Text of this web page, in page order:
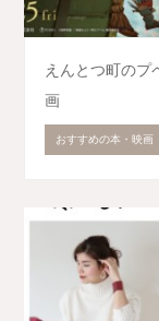
えんとつ町のプ
画
おすすめの本・映画